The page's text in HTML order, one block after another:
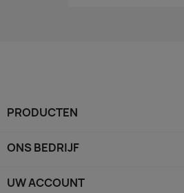
PRODUCTEN
ONS BEDRIJF
UW ACCOUNT